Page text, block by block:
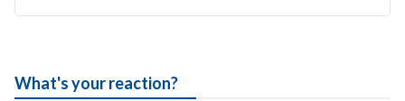
What's your reaction?